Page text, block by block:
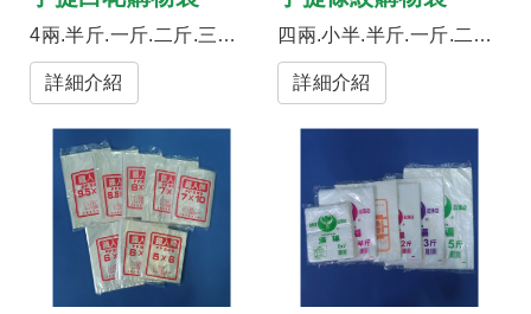
4兩.半斤.一斤.二斤.三斤.四斤.五斤
詳細介紹
四兩.小半.半斤.一斤.二斤.三斤.四斤.五斤
詳細介紹